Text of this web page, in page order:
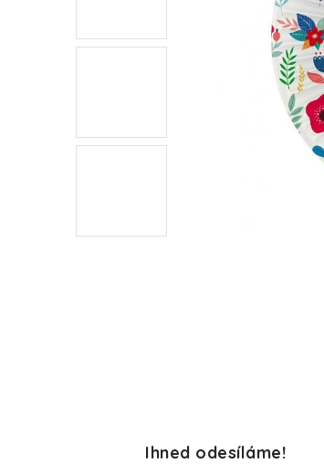
Ihned odesíláme!